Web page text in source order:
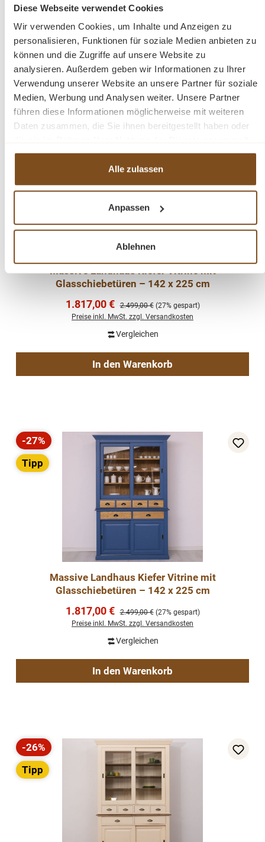
Diese Webseite verwendet Cookies
Wir verwenden Cookies, um Inhalte und Anzeigen zu
personalisieren, Funktionen für soziale Medien anbieten zu
können und die Zugriffe auf unsere Website zu
analysieren. Außerdem geben wir Informationen zu Ihrer
Verwendung unserer Website an unsere Partner für soziale
Medien, Werbung und Analysen weiter. Unsere Partner
führen diese Informationen möglicherweise mit weiteren
Daten zusammen, die Sie ihnen bereitgestellt haben oder
haben.
Alle zulassen
Anpassen
Ablehnen
Preise inkl. MwSt. zzgl. Versandkosten
Vergleichen
In den Warenkorb
Tipp
Massive Landhaus Kiefer Vitrine mit
Glasschiebetüren – 142 x 225 cm
Verkaufspreis:
1.817,00 € Regulärer Preis:
2.499,00 € (27% gespart)
Preise inkl. MwSt. zzgl. Versandkosten
Vergleichen
In den Warenkorb
Rabatt
-27%
Tipp
Massive Landhaus Kiefer Vitrine mit
Glasschiebetüren – 142 x 225 cm
Verkaufspreis:
1.817,00 € Regulärer Preis:
2.499,00 € (27% gespart)
Preise inkl. MwSt. zzgl. Versandkosten
Vergleichen
In den Warenkorb
Rabatt
-26%
Tipp